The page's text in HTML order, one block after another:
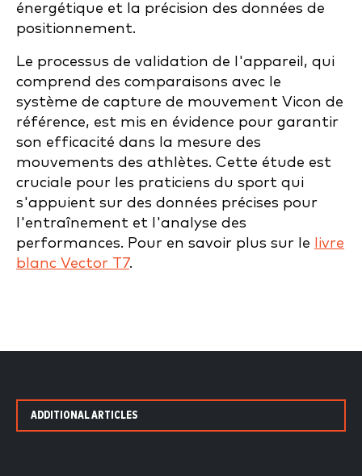
énergétique et la précision des données de
positionnement.
Le processus de validation de l'appareil, qui
comprend des comparaisons avec le
système de capture de mouvement Vicon de
référence, est mis en évidence pour garantir
son efficacité dans la mesure des
mouvements des athlètes. Cette étude est
cruciale pour les praticiens du sport qui
s'appuient sur des données précises pour
l'entraînement et l'analyse des
performances. Pour en savoir plus sur le
livre
blanc Vector T7.
ADDITIONAL ARTICLES